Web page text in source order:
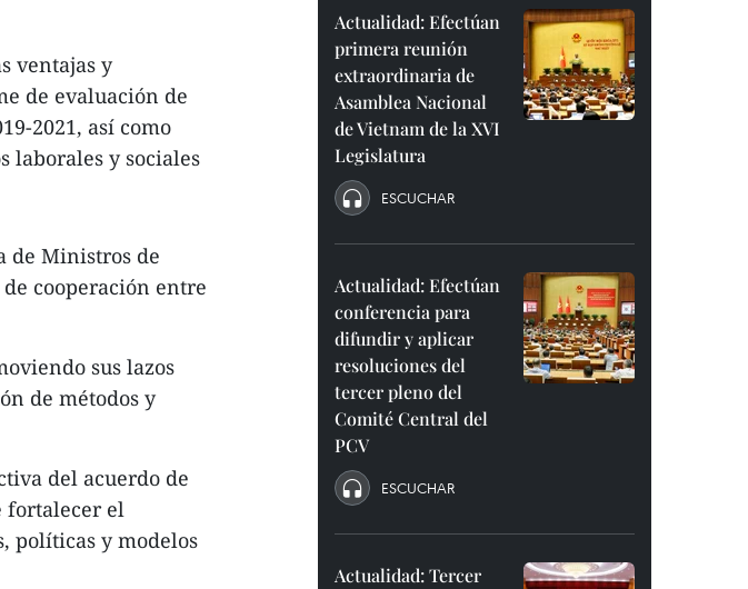
ventajas y
de evaluación de
2021, así como
laborales y sociales
de Ministros de
cooperación entre
sus lazos
de métodos y
del acuerdo de
fortalecer el
políticas y modelos
Actualidad: Efectúan
primera reunión
extraordinaria de
Asamblea Nacional
de Vietnam de la XVI
Legislatura
ESCUCHAR
Actualidad: Efectúan
conferencia para
difundir y aplicar
resoluciones del
tercer pleno del
Comité Central del
PCV
ESCUCHAR
Actualidad: Tercer